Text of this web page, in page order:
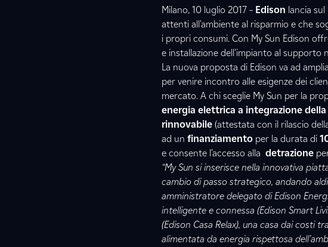
Milano, 10 luglio 2017 – Edison lancia
attenti all'ambiente al risparmio e che
i propri consumi. Con My Sun Edison
e installazione dell’impianto al supporto
La nuova proposta di Edison va ad
per venire incontro alle esigenze dei
mercato. A chi sceglie My Sun per la
energia elettrica a integrazione
rinnovabile(attestata con il rilascio
ad un finanziamento per la durata di
e consente l’accesso alla detrazione
“My Sun si inserisce nella innovativa
cambio di passo strategico, andando
amministratore delegato di Edison
intelligente e connessa (Edison Smart
(Edison Casa Relax), una casa dai costi
alimentata da energia rispettosa